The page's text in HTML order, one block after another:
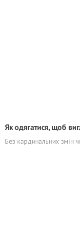
Як одягатися, щоб
Без кардинальних змін